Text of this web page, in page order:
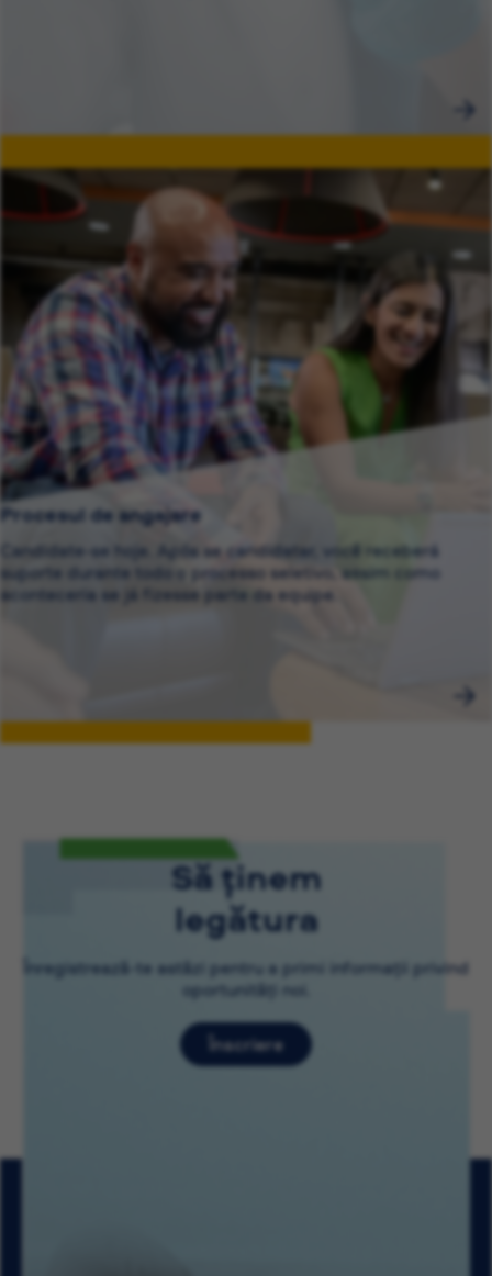
Procesul de angajare
Candidate-se hoje. Após se candidatar, você receberá
suporte durante todo o processo seletivo, assim como
aconteceria se já fizesse parte da equipe.
Să ținem
legătura
Înregistrează-te astăzi pentru a primi informații privind
oportunități noi.
Înscriere